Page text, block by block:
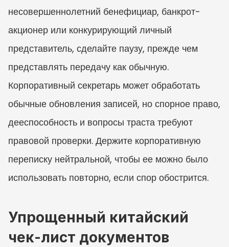
несовершеннолетний бенефициар, банкрот-
акционер или конкурирующий личный
представитель, сделайте паузу, прежде чем
представлять передачу как обычную.
Корпоративный секретарь может обработать
обычные обновления записей, но спорное право,
дееспособность и вопросы траста требуют
правовой проверки. Держите корпоративную
переписку нейтральной, чтобы ее можно было
использовать повторно, если спор обострится.
Упрощенный китайский
чек-лист документов